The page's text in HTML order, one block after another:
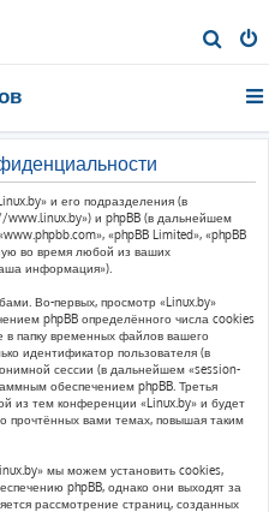
о
и его подразделения (в
www.linux.by») и phpBB (в дальнейшем
«phpBB Limited», «phpBB
во время любой из ваших
информация»).
Во-первых, просмотр «Linux.by»
phpBB определённого числа cookies
папку временных файлов вашего
идентификатор пользователя (в
сессии (в дальнейшем «session-
обеспечением phpBB. Третья
из тем конференции «Linux.by» и будет
прочтённых вами темах, повышая таким
мы можем установить cookies,
phpBB, однако они выходят за
рассмотрение страниц, созданных